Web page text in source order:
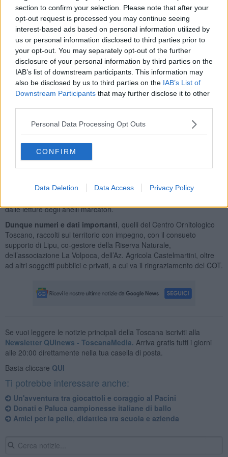
section to confirm your selection. Please note that after your
opt-out request is processed you may continue seeing
interest-based ads based on personal information utilized by
us or personal information disclosed to third parties prior to
your opt-out. You may separately opt-out of the further
disclosure of your personal information by third parties on the
IAB’s list of downstream participants. This information may
also be disclosed by us to third parties on the IAB’s List of
Downstream Participants that may further disclose it to other
Personal Data Processing Opt Outs
CONFIRM
Data Deletion Data Access Privacy Policy
anni, ma nasconde alcuni cambiamenti.
La specie più numerosa, con 4.400 individui, è come di consueto
l’alzavola, la più piccola anatra europea, localmente conosciuta
come “bozzoletto”, e per la quale il Padule di Fucecchio è stato
incluso tra i siti di importanza nazionale per i numeri registrati nel
decennio precedente.
Ancora tra gli anatidi più diffusi abbiamo il mestolone (700
individui), il moriglione (circa 400) e il germano reale (oltre 500
esemplari).
Un dato da vero record è stato segnato dal mignattaio, una specie
ibis europeo. Circa 1.600 individui hanno raggiunto un settore
della riserva naturale provenienti dalle zone circostanti per
Toscana vede in inverno l’arrivo di contingenti provenienti da altre
dalle letture degli anelli marcatori.
Dunque numeri e dati importanti , quelli del Centro Ornitologico
Toscano, raccolti sul territorio con impegno, con il consueto
supporto di Lipu, co-gestore della Riserva Naturale,
dell’associazione La Volpoca, dell’Az. Agricola Castelmartini, oltre
ad altri soggetti pubblici e privati, a cui va il ringraziamento del COT.
Se vuoi leggere le notizie principali della Toscana iscriviti alla
Newsletter QUInews - ToscanaMedia. Arriva gratis tutti i giorni
alle 20:00 direttamente nella tua casella di posta.
Basta cliccare QUI
Ti potrebbe interessare anche:
Un'avventura tra giocattoli e coraggio al Pacini
Donati e Paluca campionesse italiane di ballo
Amici per la pelle, didattica tra scuola e azienda